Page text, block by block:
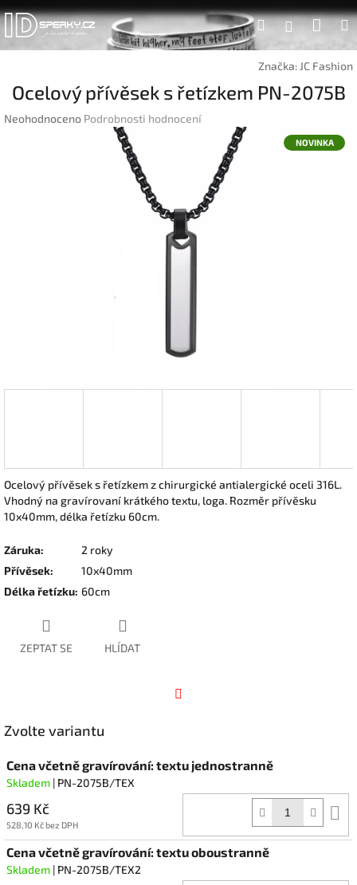
Přejít
na
obsah
Hledat
Značka: JC Fashion
Ocelový přívěsek s řetízkem PN-2075B
Průměrné
Neohodnoceno Podrobnosti hodnocení
NOVINKA
Ocelový přívěsek s řetízkem z chirurgické antialergické oceli 316L.
Vhodný na gravírovaní krátkého textu, loga. Rozměr přívěsku
10x40mm, délka řetízku 60cm.
Záruka:
2 roky
Přívěsek:
10x40mm
Délka řetízku: 60cm
ZEPTAT SE HLÍDAT
Zvolte variantu
Cena včetně gravírování: textu jednostranně
Skladem | PN-2075B/TEX
639 Kč
528,10 Kč bez DPH
Cena včetně gravírování: textu oboustranně
Skladem | PN-2075B/TEX2